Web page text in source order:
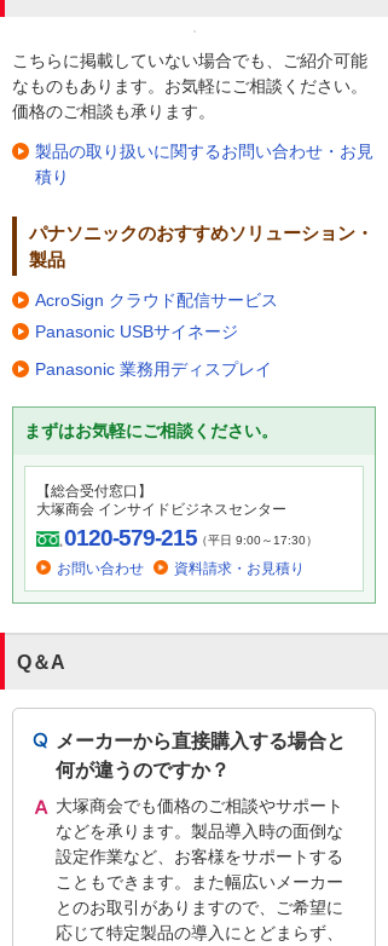
こちらに掲載していない場合でも、ご紹介可能
なものもあります。お気軽にご相談ください。
価格のご相談も承ります。
製品の取り扱いに関するお問い合わせ・お見
積り
パナソニックのおすすめソリューション・
製品
AcroSign クラウド配信サービス
Panasonic USBサイネージ
Panasonic 業務用ディスプレイ
まずはお気軽にご相談ください。
【総合受付窓口】
大塚商会 インサイドビジネスセンター
0120-579-215（平日 9:00～17:30）
お問い合わせ 資料請求・お見積り
Q＆A
メーカーから直接購入する場合と
何が違うのですか？
大塚商会でも価格のご相談やサポート
などを承ります。製品導入時の面倒な
設定作業など、お客様をサポートする
こともできます。また幅広いメーカー
とのお取引がありますので、ご希望に
応じて特定製品の導入にとどまらず、